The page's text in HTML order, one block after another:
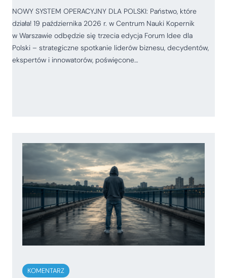
NOWY SYSTEM OPERACYJNY DLA POLSKI: Państwo, które
działa! 19 października 2026 r. w Centrum Nauki Kopernik
w Warszawie odbędzie się trzecia edycja Forum Idee dla
Polski – strategiczne spotkanie liderów biznesu, decydentów,
ekspertów i innowatorów, poświęcone…
KOMENTARZ